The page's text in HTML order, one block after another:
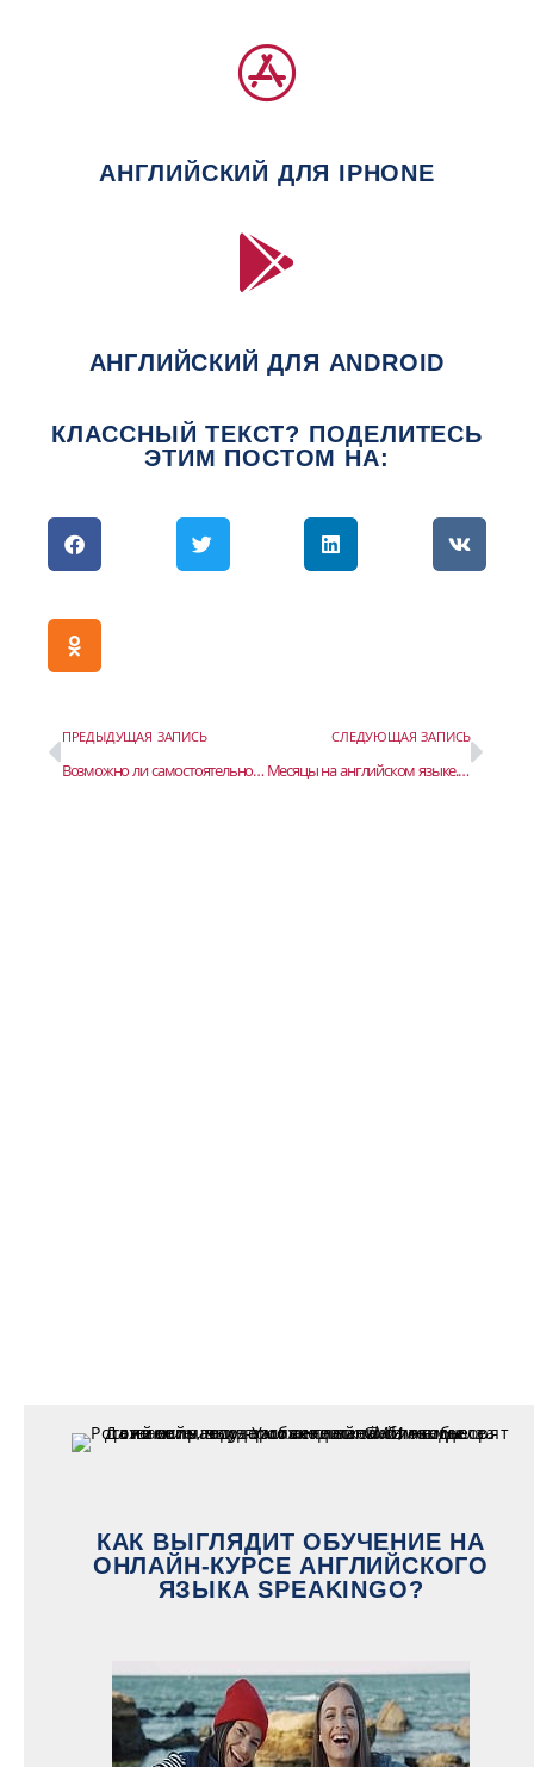
АНГЛИЙСКИЙ ДЛЯ IPHONE
АНГЛИЙСКИЙ ДЛЯ ANDROID
КЛАССНЫЙ ТЕКСТ? ПОДЕЛИТЕСЬ
ЭТИМ ПОСТОМ НА:
ПРЕДЫДУЩАЯ ЗАПИСЬ
Возможно ли самостоятельное изучение английского языка?
СЛЕДУЮЩАЯ ЗАПИСЬ
Месяцы на английском языке. Запомни их названия раз и навсегда.
КАК ВЫГЛЯДИТ ОБУЧЕНИЕ НА
ОНЛАЙН-КУРСЕ АНГЛИЙСКОГО
ЯЗЫКА SPEAKINGO?